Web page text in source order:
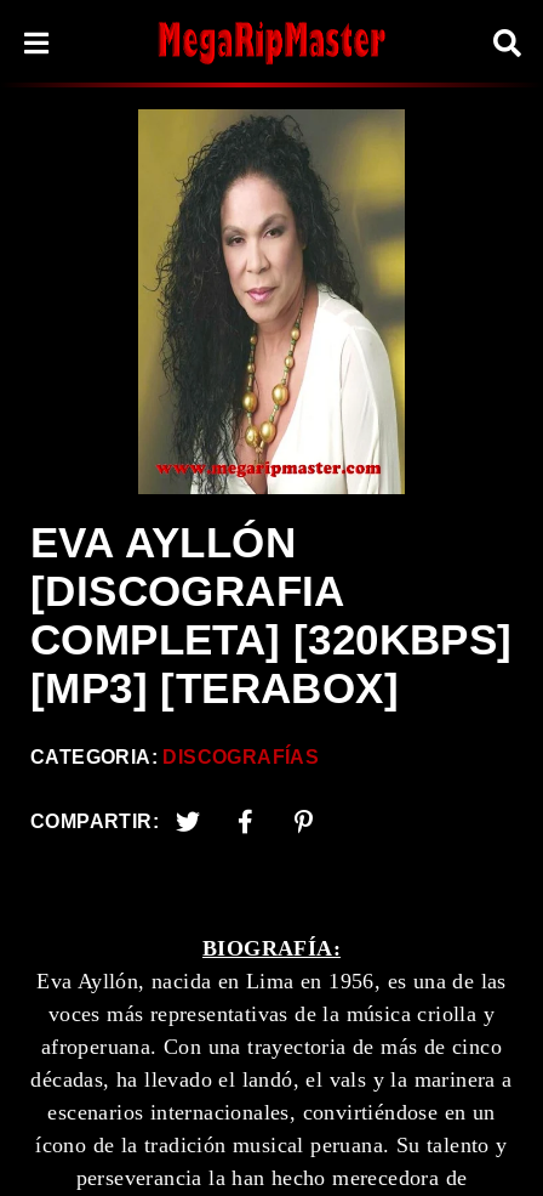
EVA AYLLÓN
[DISCOGRAFIA
COMPLETA] [320KBPS]
[MP3] [TERABOX]
CATEGORIA: DISCOGRAFÍAS
COMPARTIR:
BIOGRAFÍA:
Eva Ayllón, nacida en Lima en 1956, es una de las
voces más representativas de la música criolla y
afroperuana. Con una trayectoria de más de cinco
décadas, ha llevado el landó, el vals y la marinera a
escenarios internacionales, convirtiéndose en un
ícono de la tradición musical peruana. Su talento y
perseverancia la han hecho merecedora de